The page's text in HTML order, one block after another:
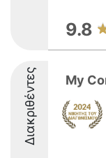
9.8
Διακριθέντες My